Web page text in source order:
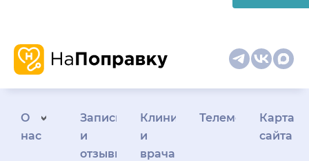
О
нас
Запись
и
отзывы
Клиникам
и
врачам
Телемедицина
Карта
сайта